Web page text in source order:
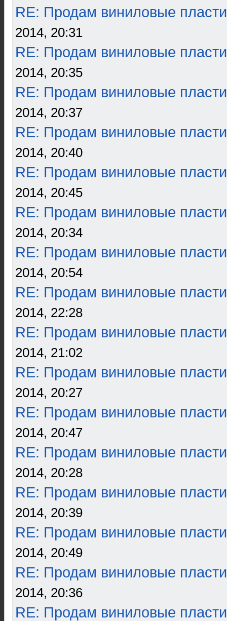
RE: Продам виниловые
2014, 20:31
RE: Продам виниловые
2014, 20:35
RE: Продам виниловые
2014, 20:37
RE: Продам виниловые
2014, 20:40
RE: Продам виниловые
2014, 20:45
RE: Продам виниловые
2014, 20:34
RE: Продам виниловые
2014, 20:54
RE: Продам виниловые
2014, 22:28
RE: Продам виниловые
2014, 21:02
RE: Продам виниловые
2014, 20:27
RE: Продам виниловые
2014, 20:47
RE: Продам виниловые
2014, 20:28
RE: Продам виниловые
2014, 20:39
RE: Продам виниловые
2014, 20:49
RE: Продам виниловые
2014, 20:36
RE: Продам виниловые